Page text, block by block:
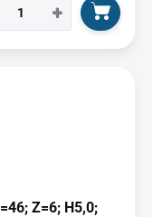
+
Z=6; H5,0;